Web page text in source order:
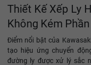
Thiết Kế Xếp Ly
Không Kém
Điểm nổi bật của
tạo hiệu ứng chuyển
đường ly được xử lý sắc